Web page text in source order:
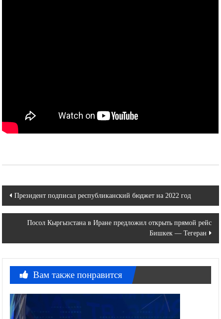
Навигация
по
записям
Президент подписал республиканский бюджет на 2022 год
Посол Кыргызстана в Иране предложил открыть прямой рейс
Бишкек — Тегеран
Вам также понравится